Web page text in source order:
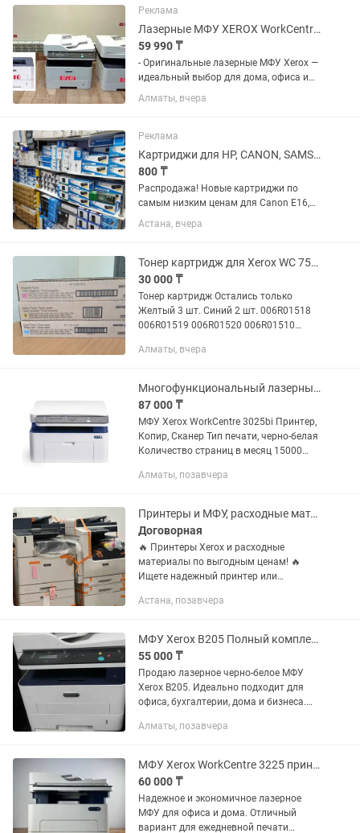
— принтеры привезены из...
Реклама
Лазерные МФУ XEROX WorkCentre 3225 / B205/ B215 Надёжные и экономичные
59 990 ₸
- Оригинальные лазерные МФУ Xerox —
идеальный выбор для дома, офиса и
бизнеса. - Модели 3225 / B205 / B215
зарекомендовали себя как очень
Алматы, вчера
Реклама
Картриджи для HP, CANON, SAMSUNG, XEROX, PANASONIC и других производителей
800 ₸
Распродажа! Новые картриджи по
самым низким ценам для Canon E16,
728, 737, GEXV-14, C118/M118, для HP
CB435A, CB36A, CE278A, 53A, 13A,
51A, 70A, 51A, 29A, 11A,...
Астана, вчера
Тонер картридж для Xerox WC 7525 , 7830 Altalink C8030 Оригинал
30 000 ₸
Тонер картридж Остались только
Желтый 3 шт. Синий 2 шт. 006R01518
006R01519 006R01520 006R01510
Оригинал от Xerox Для: Xerox WC 7525
Алматы, вчера
Многофункциональный лазерный Xerox WorkCentre 3025bi
87 000 ₸
МФУ Xerox WorkCentre 3025bi Принтер,
Копир, Сканер Тип печати, черно-белая
Количество страниц в месяц 15000
Максимальное разрешение
Алматы, позавчера
Принтеры и МФУ, расходные материалы XEROX
Договорная
🔥 Принтеры Xerox и расходные
материалы по выгодным ценам! 🔥
Ищете надежный принтер или
Вы обратились по адресу! 🖨️ В
Оригинальные...
Астана, позавчера
МФУ Xerox B205 Полный комплект Wi-Fi LAN USB Отличное состояние
55 000 ₸
Продаю лазерное черно-белое МФУ
Xerox B205. Идеально подходит для
офиса, бухгалтерии, дома и бизнеса.
копирование / факс - Быстрая печать
Алматы, позавчера
МФУ Xerox WorkCentre 3225 принтер /сканер/копир/факс USB, WiFi
60 000 ₸
Надежное и экономичное лазерное
МФУ для офиса и дома. Отличный
вариант для ежедневной печати